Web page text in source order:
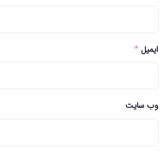
ایمیل *
وب سایت